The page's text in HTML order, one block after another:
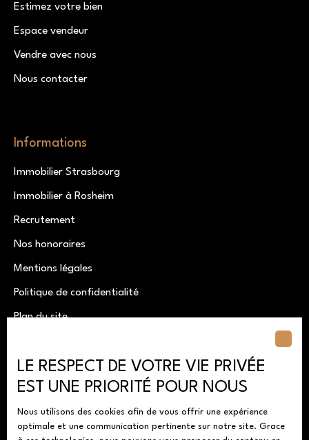
Estimez votre bien
Espace vendeur
Vendre avec nous
Nous contacter
Informations
Immobilier Strasbourg
Immobilier à Rosheim
Recrutement
Nos honoraires
Mentions légales
Politique de confidentialité
Plan du site
Propulsé par
LE RESPECT DE VOTRE VIE PRIVÉE
EST UNE PRIORITÉ POUR NOUS
Nous utilisons des cookies afin de vous offrir une expérience
optimale et une communication pertinente sur notre site. Grace